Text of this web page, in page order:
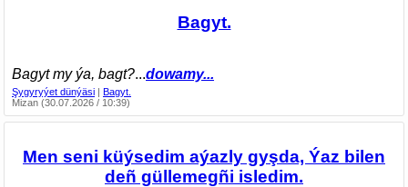
Bagyt.
Bagyt my ýa, bagt?...dowamy...
Şygyryýet dünýäsi | Bagyt.
Mizan (30.07.2026 / 10:39)
Men seni küýsedim aýazly gyşda, Ýaz bilen
deñ güllemegñi isledim.